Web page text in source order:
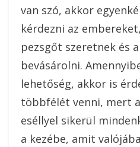
van szó, akkor
kérdezni az
pezsgőt szeretnek és
bevásárolni.
lehetőség, akkor is
többfélét venni, mert
eséllyel sikerül
a kezébe, amit